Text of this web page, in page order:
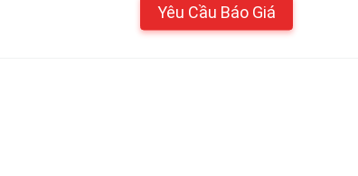
Yêu Cầu Báo Giá